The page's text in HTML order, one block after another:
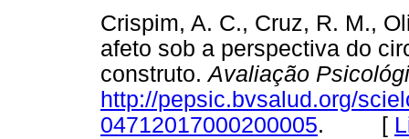
Crispim, A. C., Cruz, R. M.,
afeto sob a perspectiva do
construto.Avaliação
http://pepsic.bvsalud.org/
04712017000200005. [